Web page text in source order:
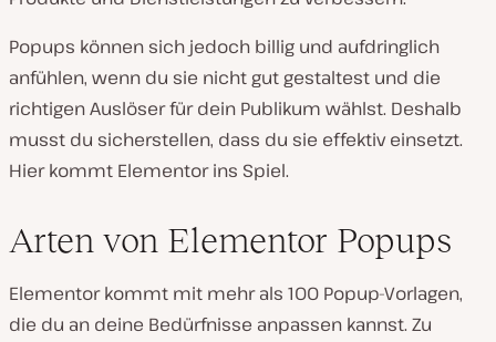
Popups können sich jedoch billig und aufdringlich
anfühlen, wenn du sie nicht gut gestaltest und die
richtigen Auslöser für dein Publikum wählst. Deshalb
musst du sicherstellen, dass du sie effektiv einsetzt.
Hier kommt Elementor ins Spiel.
Arten von Elementor Popups
Elementor kommt mit mehr als 100 Popup-Vorlagen,
die du an deine Bedürfnisse anpassen kannst. Zu